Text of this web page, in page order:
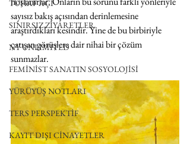
TUHAF AÇI
SINIRSIZ ZİYARETLER
NY UNLIMITED
FEMİNİST SANATIN SOSYOLOJİSİ
YÜRÜYÜŞ NOTLARI
TERS PERSPEKTİF
KAYIT DIŞI CİNAYETLER
sayısız bakış açısından derinlemesine
araştırdıkları kesindir. Yine de bu birbiriyle
çatışan görüşlere dair nihai bir çözüm
sunmazlar.